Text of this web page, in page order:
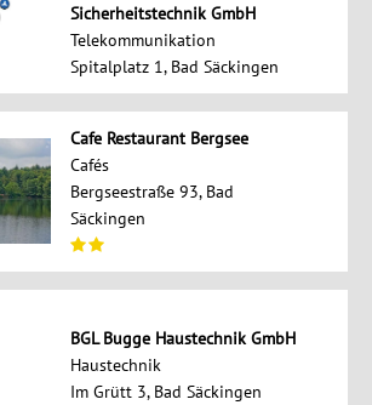
Sicherheitstechnik GmbH
Telekommunikation
Spitalplatz 1, Bad Säckingen
Cafe Restaurant Bergsee
Cafés
Bergseestraße 93, Bad
Säckingen
BGL Bugge Haustechnik GmbH
Haustechnik
Im Grütt 3, Bad Säckingen